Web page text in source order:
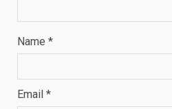
Name *
Email *